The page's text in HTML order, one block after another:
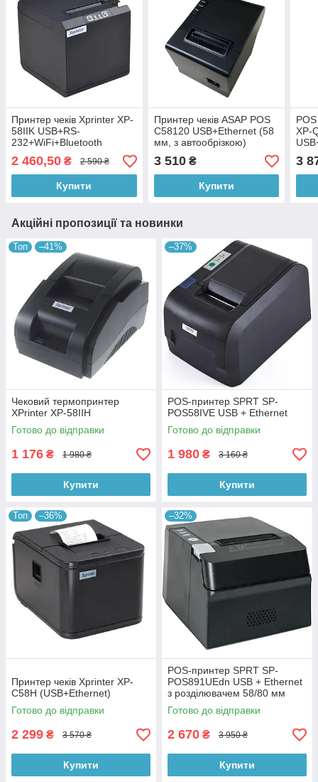
Принтер чеків Xprinter XP-
58IIK USB+RS-
232+WiFi+Bluetooth
2 460,50 ₴ 2 590 ₴
Купити
Принтер чеків ASAP POS
C58120 USB+Ethernet (58
мм, з автообрізкою)
3 510₴
Купити
XP-
3
Акційні пропозиції та новинки
Топ –41%
Чековий термопринтер
XPrinter XP-58IIH
Готово до відправки
1 176 ₴ 1 980 ₴
Купити
–37%
POS-принтер SPRT SP-
POS58IVE USB + Ethernet
Готово до відправки
1 980 ₴ 3 160 ₴
Купити
Топ –36%
Принтер чеків Xprinter XP-
C58H (USB+Ethernet)
Готово до відправки
2 299 ₴ 3 570 ₴
Купити
–32%
POS-принтер SPRT SP-
POS891UEdn USB + Ethernet
з розділювачем 58/80 мм
Готово до відправки
2 670 ₴ 3 950 ₴
Купити